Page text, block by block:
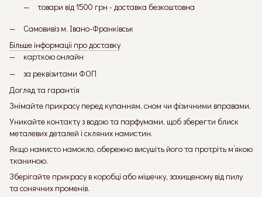
товари від 1500 грн - доставка безкоштовна
Самовивіз м. Івано-Франківськ
Більше інформації про доставку
карткою онлайн
за реквізитами ФОП
Догляд та гарантія
Знімайте прикрасу перед купанням, сном чи фізичними вправами.
Уникайте контакту з водою та парфумами, щоб зберегти блиск
металевих деталей і скляних намистин.
Якщо намисто намокло, обережно висушіть його та протріть м’якою
тканиною.
Зберігайте прикрасу в коробці або мішечку, захищеному від пилу
та сонячних променів.